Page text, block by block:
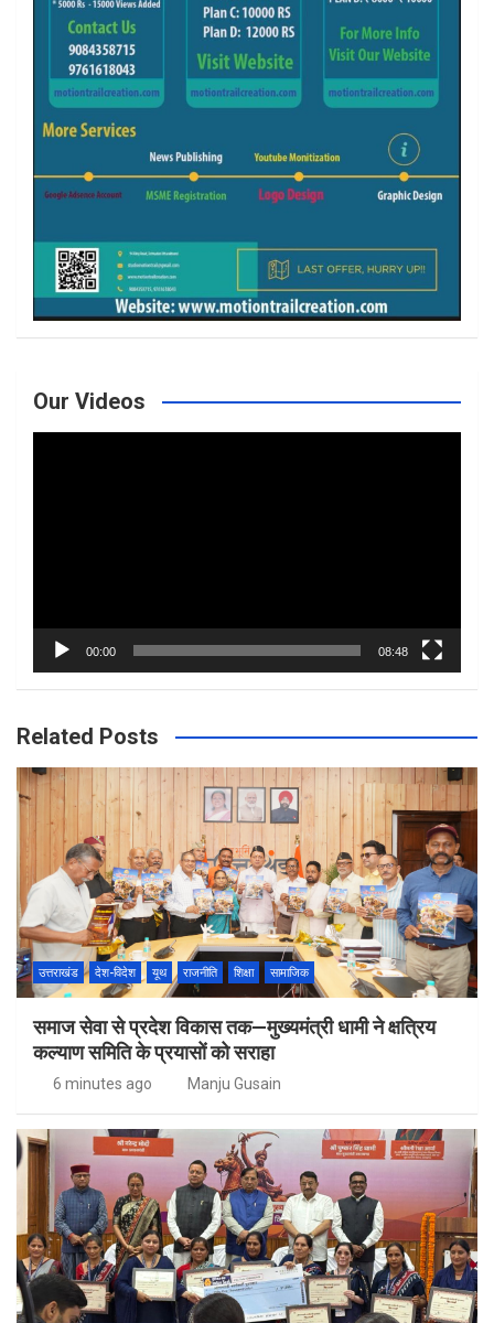
Our Videos
00:00 08:48
Related Posts
उत्तराखंड देश-विदेश यूथ राजनीति शिक्षा सामाजिक
समाज सेवा से प्रदेश विकास तक—मुख्यमंत्री धामी ने क्षत्रिय
कल्याण समिति के प्रयासों को सराहा
6 minutes ago Manju Gusain